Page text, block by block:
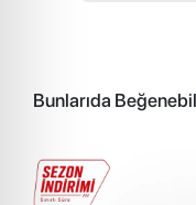
Bunlarıda